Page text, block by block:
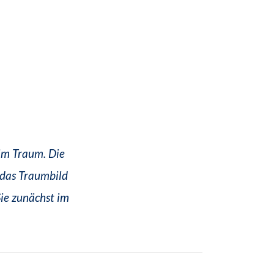
Traum. Die
Traumbild
zunächst im